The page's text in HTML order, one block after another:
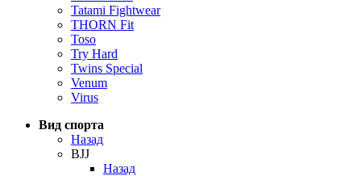
Tatami Fightwear
THORN Fit
Toso
Try Hard
Twins Special
Venum
Virus
Вид спорта
Назад
BJJ
Назад